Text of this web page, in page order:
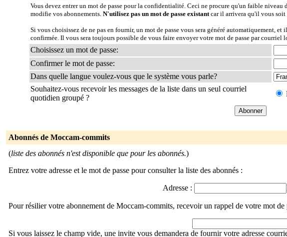
Vous devez entrer un mot de passe pour la confidentialité. Ceci ne procure qu'un faible
modifie vos abonnements. N'utilisez pas un mot de passe existantcar il arrivera qu'il vous soit
Si vous choisissez de ne pas en fournir, un mot de passe vous sera généré automatiquement,
confirmée. Il vous sera toujours possible de vous faire envoyer votre mot de passe par courriel
Choisissez un mot de passe:
Confirmer le mot de passe:
Dans quelle langue voulez-vous que le système vous parle?
Souhaitez-vous recevoir les messages de la liste dans un seul courriel
quotidien groupé ?
Abonnés de Moccam-commits
(liste des abonnés n'est disponible que pour les abonnés.)
Entrez votre adresse et le mot de passe pour consulter la liste des abonnés :
Adresse :
Pour résilier votre abonnement de Moccam-commits, recevoir un rappel de votre mot
Si vous laissez le champ vide, une invite vous demandera de fournir votre adresse